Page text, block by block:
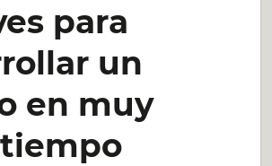
LYL
para
un
en muy